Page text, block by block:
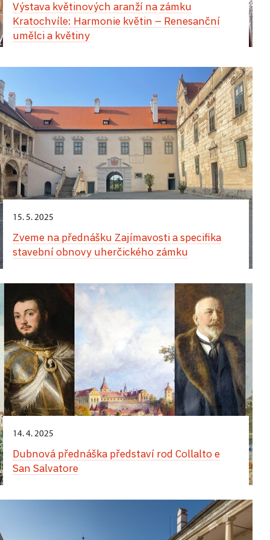
apartmánu v západním křídle zámku
Jedinečný zážitek vás čeká během Hradozámecké
hudby, tance a chutí! Přes den vás uchvátí
vystoupení tanečnic a tanečníků v nádherných
dobových kostýmech. Na arkádovém nádvoří si
můžete vychutnat autentickou italskou pizzu,
osvěžující zmrzlinu a lahodné míchané nápoje.
Večerní atmosféra vás přenese do jiné epochy.
Zámecké komnaty ozáří jemné světlo svíček
a Banketní sál ožije tóny historické hudby. Projděte
se slavnostně vyzdobenými interiéry, nechte se
unést květinovou vůní a jedinečným kouzlem
tohoto místa. Nezapomenutelný večer završí
velkolepá světelná show.
24. srpna,zámek Opočno
italskou a neapolskou malbu
Výstava květinových aranží na zámku
Kratochvíle: Harmonie květin – Renesanční
umělci a květiny
15. 5. 2025
Zveme na přednášku Zajímavosti a specifika
stavební obnovy uherčického zámku
14. 4. 2025
Dubnová přednáška představí rod Collalto e
San Salvatore